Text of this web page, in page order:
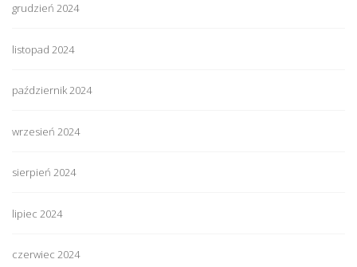
grudzień 2024
listopad 2024
październik 2024
wrzesień 2024
sierpień 2024
lipiec 2024
czerwiec 2024